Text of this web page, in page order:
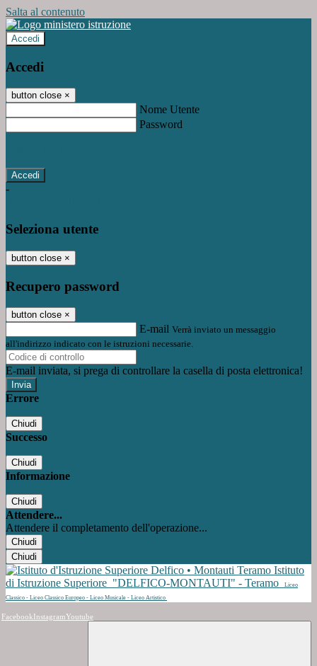
Salta al contenuto
Accedi
Accedi
button close ×
Nome Utente
Password
-
Seleziona utente
button close ×
Recupero password
button close ×
E-mail Verrà inviato un messaggio
all'indirizzo indicato con le istruzioni necessarie.
E-mail inviata, si prega di controllare la casella di posta elettronica!
Errore
Chiudi
Successo
Chiudi
Informazione
Chiudi
Attendere...
Attendere il completamento dell'operazione...
Chiudi
Chiudi
Istituto
di Istruzione Superiore "DELFICO-MONTAUTI" - Teramo
Liceo
Classico - Liceo Classico Europeo - Liceo Musicale - Liceo Artistico
Facebook InstagramYoutube